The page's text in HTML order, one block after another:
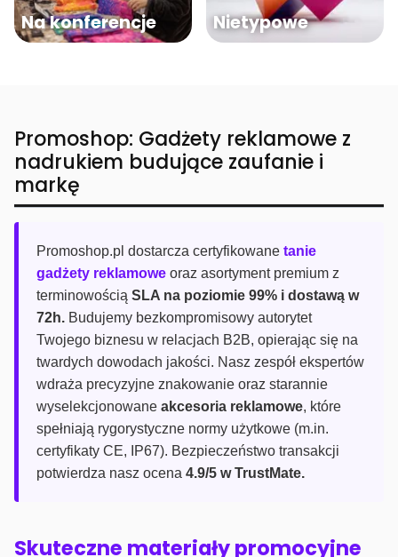
Na konferencje Nietypowe
Promoshop: Gadżety reklamowe z
nadrukiem budujące zaufanie i
markę
Promoshop.pl dostarcza certyfikowane tanie
gadżety reklamowe oraz asortyment premium z
terminowością SLA na poziomie 99% i dostawą w
72h. Budujemy bezkompromisowy autorytet
Twojego biznesu w relacjach B2B, opierając się na
twardych dowodach jakości. Nasz zespół ekspertów
wdraża precyzyjne znakowanie oraz starannie
wyselekcjonowane akcesoria reklamowe, które
spełniają rygorystyczne normy użytkowe (m.in.
certyfikaty CE, IP67). Bezpieczeństwo transakcji
potwierdza nasz ocena 4.9/5 w TrustMate.
Skuteczne materiały promocyjne